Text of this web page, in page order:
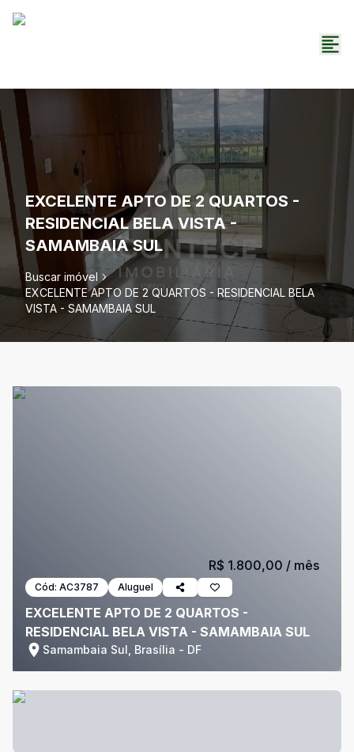
EXCELENTE APTO DE 2 QUARTOS -
RESIDENCIAL BELA VISTA -
SAMAMBAIA SUL
Buscar imóvel
EXCELENTE APTO DE 2 QUARTOS - RESIDENCIAL BELA
VISTA - SAMAMBAIA SUL
Cód: AC3787 Aluguel
EXCELENTE APTO DE 2 QUARTOS -
RESIDENCIAL BELA VISTA - SAMAMBAIA SUL
Samambaia Sul, Brasília - DF
R$ 1.800,00 / mês